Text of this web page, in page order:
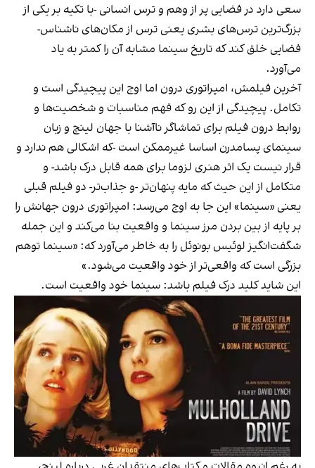
سعی دارد در فضایی پر از وهم و ترس انسانی -با تکیه بر یکی از
بزرگ‌ترین ترس‌های بشری یعنی ترس از مکان‌های ناشناس-
فضایی خلق کند که تاریخ سینما مشابه آن را کمتر به یاد
می‌آورد.
آخرین فیلمش، امپراتوری درون اما اوج این پیچیدگی است و
تکامل. پیچیدگی از این رو که فهم مناسبات و شخصیت‌ها و
روابط درون فیلم برای تماشاگر ناآشنا با جهان لینچ و زبان
سینمای پسامدرن اساسا غیرممکن است -که اشکالی هم ندارد و
قرار نیست یک اثر هنری لزوما برای همه قابل درک باشد- و
متکامل از این حیث که مایه پنهان‌تر -و جذاب‌تر- دو فیلم قبلی
یعنی «سینما» این جا به اوج می‌رسد: امپراتوری درون جهانش را
بر پایه از بین بردن مرز سینما و واقعیت بنا می‌کند و این جمله
شگفت‌انگیز لوئیس بونوئل را به خاطر می‌آورد که: «سینما توهم
بزرگی است که واقعی‌تر از خود واقعیت می‌شود.»
این شاید کلید درک فیلم باشد: سینما خود واقعیت است.